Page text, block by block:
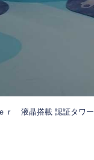
ｒ 液晶搭載 認証タワー